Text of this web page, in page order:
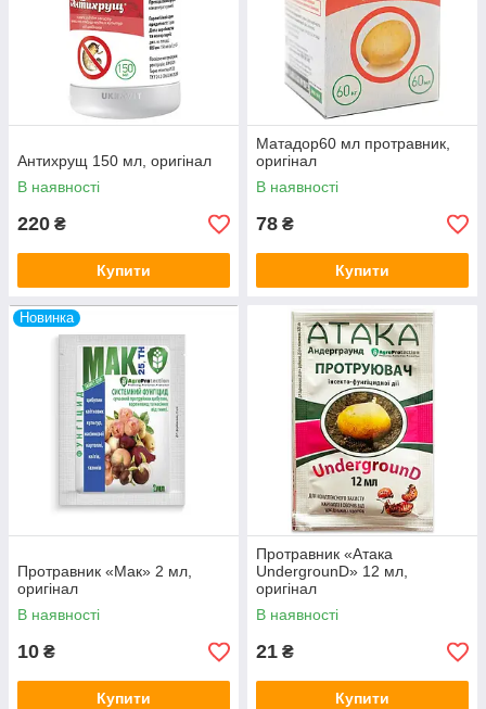
Антихрущ 150 мл, оригінал
В наявності
220 ₴
Купити
Матадор60 мл протравник,
оригінал
В наявності
78 ₴
Купити
Новинка
Протравник «Мак» 2 мл,
оригінал
В наявності
10 ₴
Купити
Протравник «Атака
UndergrounD» 12 мл,
оригінал
В наявності
21 ₴
Купити